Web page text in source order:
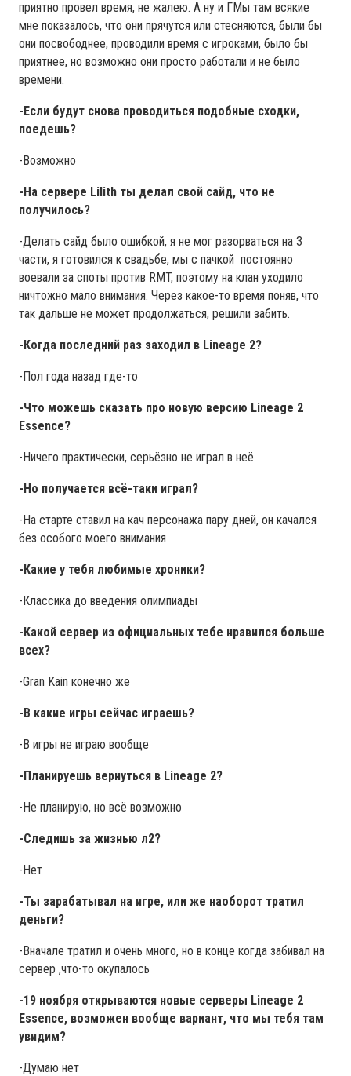
приятно провел время, не жалею. А ну и ГМы там всякие
мне показалось, что они прячутся или стесняются, были бы
они посвободнее, проводили время с игроками, было бы
приятнее, но возможно они просто работали и не было
времени.
-Если будут снова проводиться подобные сходки,
поедешь?
-Возможно
-На сервере Lilith ты делал свой сайд, что не
получилось?
-Делать сайд было ошибкой, я не мог разорваться на 3
части, я готовился к свадьбе, мы с пачкой постоянно
воевали за споты против RMT, поэтому на клан уходило
ничтожно мало внимания. Через какое-то время поняв, что
так дальше не может продолжаться, решили забить.
-Когда последний раз заходил в Lineage 2?
-Пол года назад где-то
-Что можешь сказать про новую версию Lineage 2
Essence?
-Ничего практически, серьёзно не играл в неё
-Но получается всё-таки играл?
-На старте ставил на кач персонажа пару дней, он качался
без особого моего внимания
-Какие у тебя любимые хроники?
-Классика до введения олимпиады
-Какой сервер из официальных тебе нравился больше
всех?
-Gran Kain конечно же
-В какие игры сейчас играешь?
-В игры не играю вообще
-Планируешь вернуться в Lineage 2?
-Не планирую, но всё возможно
-Следишь за жизнью л2?
-Нет
-Ты зарабатывал на игре, или же наоборот тратил
деньги?
-Вначале тратил и очень много, но в конце когда забивал на
сервер ,что-то окупалось
-19 ноября открываются новые серверы Lineage 2
Essence, возможен вообще вариант, что мы тебя там
увидим?
-Думаю нет